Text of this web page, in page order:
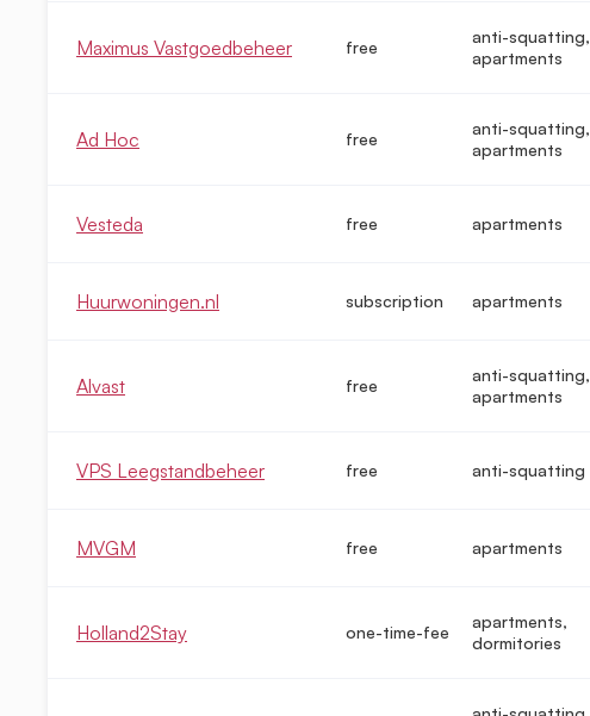
Maximus Vastgoedbeheer free
anti-squatting,
apartments
Ad Hoc free
anti-squatting,
apartments
Vesteda free apartments
Huurwoningen.nl subscription apartments
Alvast free
anti-squatting,
apartments
VPS Leegstandbeheer free anti-squatting
MVGM free apartments
Holland2Stay one-time-fee
apartments,
dormitories